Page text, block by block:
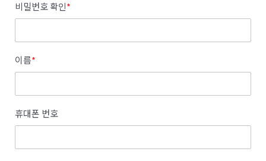
비밀번호 확인*
이름*
휴대폰 번호